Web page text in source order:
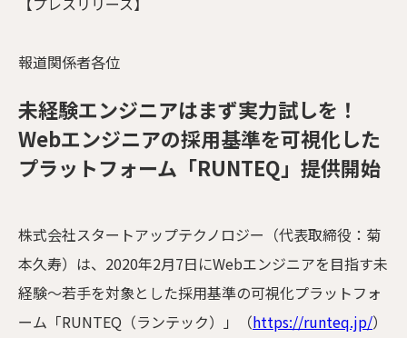
報道関係者各位
未経験エンジニアはまず実力試しを！
Webエンジニアの採用基準を可視化した
プラットフォーム「RUNTEQ」提供開始
株式会社スタートアップテクノロジー（代表取締役：菊
本久寿）は、2020年2月7日にWebエンジニアを目指す未
経験〜若手を対象とした採用基準の可視化プラットフォ
ーム「RUNTEQ（ランテック）」（https://runteq.jp/）